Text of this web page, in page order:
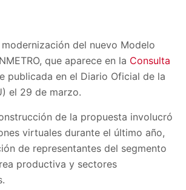
del nuevo Modelo
que aparece en la Consulta
publicada en el Diario Oficial de la
el 29 de marzo.
de la propuesta involucró
virtuales durante el último año,
de representantes del segmento
productiva y sectores